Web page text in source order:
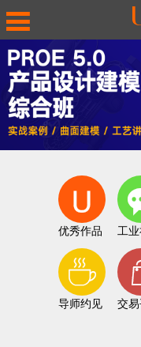
优秀作品 工
导师约见 交